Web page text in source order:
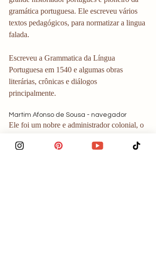
gramática portuguesa. Ele escreveu vários
textos pedagógicos, para normatizar a lingua
falada.
Escreveu a Grammatica da Língua
Portuguesa em 1540 e algumas obras
literárias, crônicas e diálogos
principalmente.
Martim Afonso de Sousa - navegador
Ele foi um nobre e administrador colonial, o
Vicente, no Brasil. E também governador da